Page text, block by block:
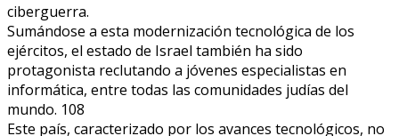
ciberguerra.
Sumándose a esta modernización tecnológica de los
ejércitos, el estado de Israel también ha sido
protagonista reclutando a jóvenes especialistas en
informática, entre todas las comunidades judías del
mundo. 108
Este país, caracterizado por los avances tecnológicos, no